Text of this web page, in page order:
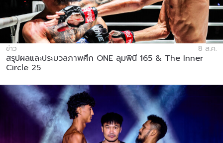
ข่าว 8 ส.ค.
สรุปผลและประมวลภาพศึก ONE ลุมพินี 165 & The Inner
Circle 25